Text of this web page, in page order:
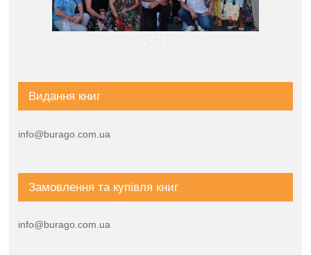
2019
Видання книг
info@burago.com.ua
Замовлення та купівля книг
info@burago.com.ua